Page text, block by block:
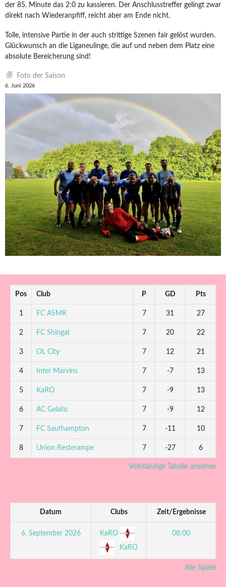
der 85. Minute das 2:0 zu kassieren. Der Anschlusstreffer gelingt zwar
direkt nach Wiederanpfiff, reicht aber am Ende nicht.
Tolle, intensive Partie in der auch strittige Szenen fair gelöst wurden.
Glückwunsch an die Liganeulinge, die auf und neben dem Platz eine
absolute Bereicherung sind!
Foto der Saison
6. Juni 2026
Pos Club P GD Pts
1 FC ASMR 7 31 27
2 FC Shingal 7 20 22
3 OL City 7 12 21
4 Inter Marvins 7 -7 13
5 KaRO 7 -9 13
6 AC Gelato 7 -9 12
7 FC Saufhampton 7 -11 10
8 Union Resterampe 7 -27 6
Vollständige Tabelle ansehen
Datum Clubs Zeit/Ergebnisse
6. September 2026
KaRO
KaRO
08:00
Alle Spiele